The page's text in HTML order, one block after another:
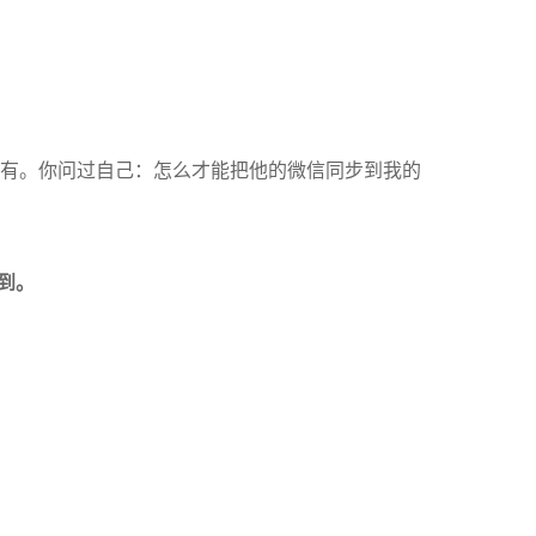
。你问过自己：怎么才能把他的微信同步到我的